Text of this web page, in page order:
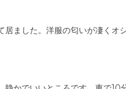
ました。洋服の匂いが凄くオ